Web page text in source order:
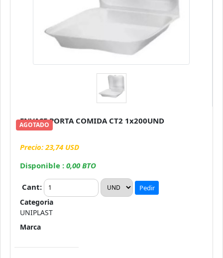
ENVASE PORTA COMIDA CT2 1x200UND
Precio: 23,74 USD
Disponible : 0,00 BTO
AGOTADO
Cant: Pedir
Categoria
UNIPLAST
Marca